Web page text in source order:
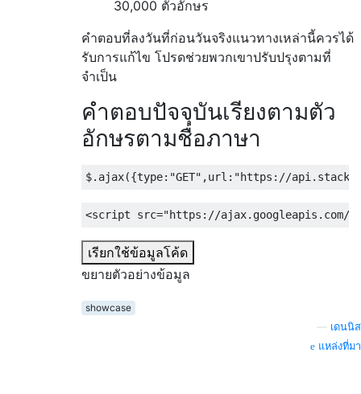
30,000 ตัวอักษร
คำตอบที่ลงวันที่ก่อนวันจริงแนวทางเหล่านี้ควรได้
รับการแก้ไข โปรดช่วยพวกเขาปรับปรุงตามที่
จำเป็น
คำตอบปัจจุบันเรียงตามตัว
อักษรตามชื่อภาษา
$. ajax({type: "GET" ,url : "https://
<script src="https://
เรียกใช้ข้อมูลโค้ด
ขยายตัวอย่างข้อมูล
showcase
เดนนิส
แหล่งที่มา